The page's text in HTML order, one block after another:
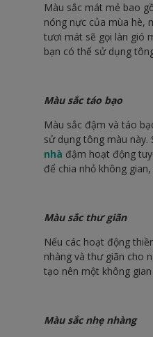
Màu sắc mát mẻ bao
nóng nực của mùa hè,
tươi mát sẽ gọi làn gió
bạn có thể sử dụng
Màu sắc táo bạo
Màu sắc đậm và táo
sử dụng tông màu này.
nhà đậm hoạt động
để chia nhỏ không
Màu sắc thư giãn
Nếu các hoạt động
nhàng và thư giãn cho
tạo nên một không
Màu sắc nhẹ nhàng